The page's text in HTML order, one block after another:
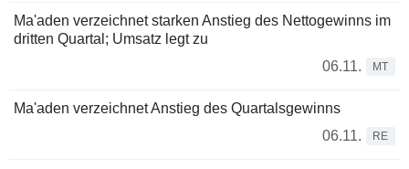
Ma'aden verzeichnet starken Anstieg des Nettogewinns im
dritten Quartal; Umsatz legt zu
06.11.
MT
Ma'aden verzeichnet Anstieg des Quartalsgewinns
06.11.
RE